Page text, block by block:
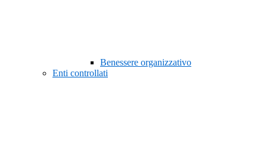
Benessere organizzativo
Enti controllati